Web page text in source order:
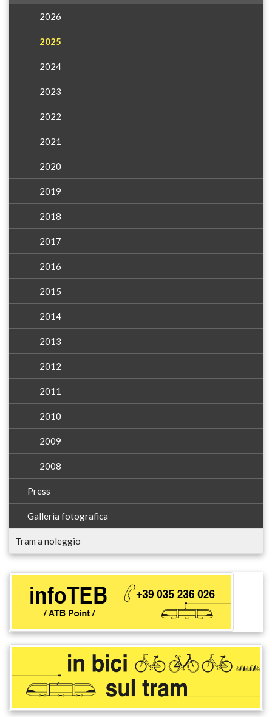
2026
2025
2024
2023
2022
2021
2020
2019
2018
2017
2016
2015
2014
2013
2012
2011
2010
2009
2008
Press
Galleria fotografica
Tram a noleggio